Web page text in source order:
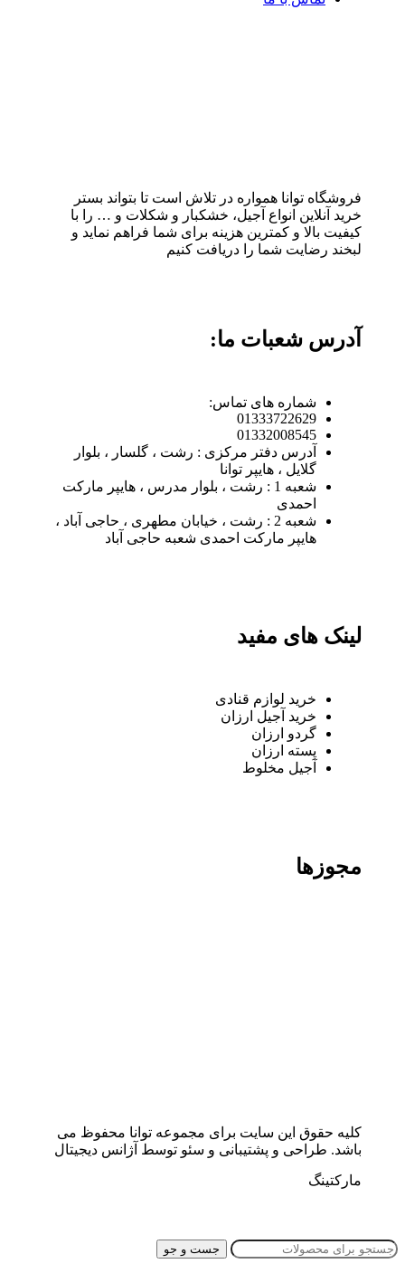
فروشگاه توانا همواره در تلاش است تا بتواند بستر
خرید آنلاین انواع آجیل، خشکبار و شکلات و … را با
کیفیت بالا و کمترین هزینه برای شما فراهم نماید و
لبخند رضایت شما را دریافت کنیم
آدرس شعبات ما:
شماره های تماس:
01333722629
01332008545
آدرس دفتر مرکزی : رشت ، گلسار ، بلوار
گلایل ، هایپر توانا
شعبه 1 : رشت ، بلوار مدرس ، هایپر مارکت
احمدی
شعبه 2 : رشت ، خیابان مطهری ، حاجی آباد ،
هایپر مارکت احمدی شعبه حاجی آباد
لینک های مفید
خرید لوازم قنادی
خرید آجیل ارزان
گردو ارزان
پسته ارزان
آجیل مخلوط
مجوزها
کلیه حقوق این سایت برای مجموعه توانا محفوظ می
باشد. طراحی و پشتیبانی و سئو توسط آژانس دیجیتال
مارکتینگ
جست و جو